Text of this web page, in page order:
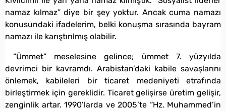
namaz kılmaz” diye bir şey yoktur. Ancak cuma namazı
konusundaki ifadelerim, belki konuşma sırasında bayram
namazı ile karıştırılmış olabilir.
“Ümmet” meselesine gelince; ümmet 7. yüzyılda
devrimci bir kavramdı. Arabistan’daki kabile savaşlarını
önlemek, kabileleri bir ticaret medeniyeti etrafında
birleştirmek için gereklidir. Ticaret gelişirse üretim gelişir,
zenginlik artar. 1990’larda ve 2005’te “Hz. Muhammed’in